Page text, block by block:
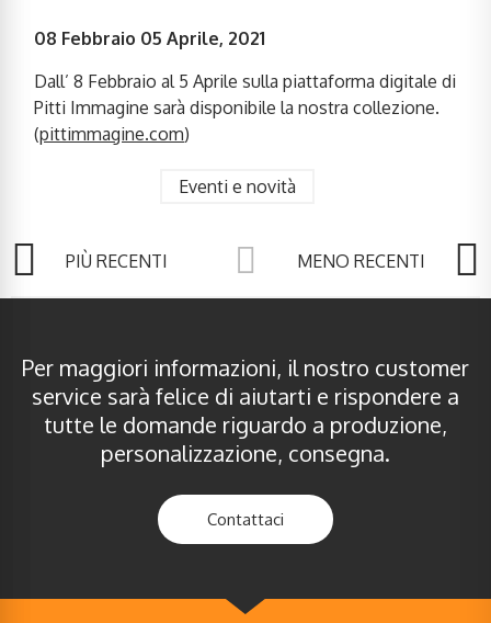
08 Febbraio 05 Aprile, 2021
Dall’ 8 Febbraio al 5 Aprile sulla piattaforma digitale di
Pitti Immagine sarà disponibile la nostra collezione.
(pittimmagine.com)
Eventi e novità
PIÙ RECENTI MENO RECENTI
Per maggiori informazioni, il nostro customer
service sarà felice di aiutarti e rispondere a
tutte le domande riguardo a produzione,
personalizzazione, consegna.​
Contattaci